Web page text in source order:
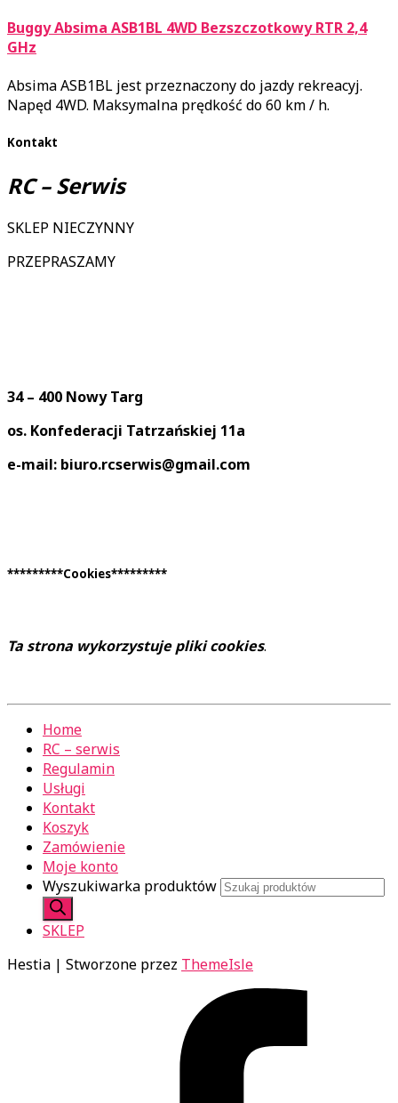
Buggy Absima ASB1BL 4WD Bezszczotkowy RTR 2,4
GHz
Absima ASB1BL jest przeznaczony do jazdy rekreacyj.
Napęd 4WD. Maksymalna prędkość do 60 km / h.
Kontakt
RC – Serwis
SKLEP NIECZYNNY
PRZEPRASZAMY
34 – 400 Nowy Targ
os. Konfederacji Tatrzańskiej 11a
e-mail: biuro.rcserwis@gmail.com
*********Cookies*********
Ta strona wykorzystuje pliki cookies.
Home
RC – serwis
Regulamin
Usługi
Kontakt
Koszyk
Zamówienie
Moje konto
Wyszukiwarka produktów
SKLEP
Hestia | Stworzone przez ThemeIsle